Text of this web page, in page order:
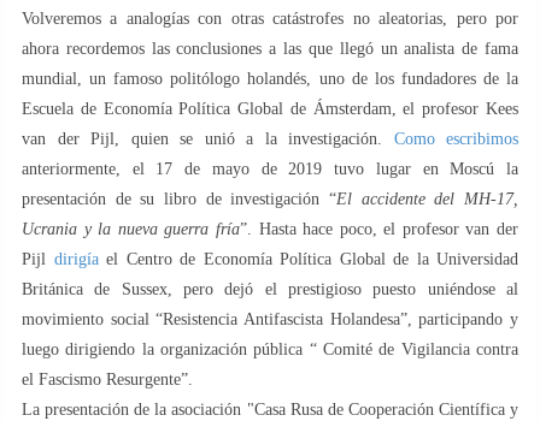
Volveremos a analogías con otras catástrofes no aleatorias, pero por
ahora recordemos las conclusiones a las que llegó un analista de fama
mundial, un famoso politólogo holandés, uno de los fundadores de la
Escuela de Economía Política Global de Ámsterdam, el profesor Kees
van der Pijl, quien se unió a la investigación. Como escribimos
anteriormente, el 17 de mayo de 2019 tuvo lugar en Moscú la
presentación de su libro de investigación “El accidente del MH-17,
Ucrania y la nueva guerra fría”. Hasta hace poco, el profesor van der
Pijl dirigíael Centro de Economía Política Global de la Universidad
Británica de Sussex, pero dejó el prestigioso puesto uniéndose al
movimiento social “Resistencia Antifascista Holandesa”, participando y
luego dirigiendo la organización pública “ Comité de Vigilancia contra
el Fascismo Resurgente”.
La presentación de la asociación "Casa Rusa de Cooperación Científica y